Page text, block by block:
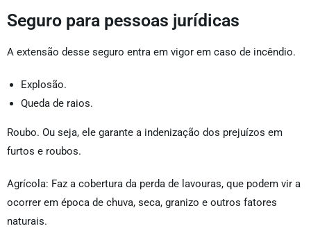
Seguro para pessoas jurídicas
A extensão desse seguro entra em vigor em caso de incêndio.
Explosão.
Queda de raios.
Roubo. Ou seja, ele garante a indenização dos prejuízos em
furtos e roubos.
Agrícola: Faz a cobertura da perda de lavouras, que podem vir a
ocorrer em época de chuva, seca, granizo e outros fatores
naturais.